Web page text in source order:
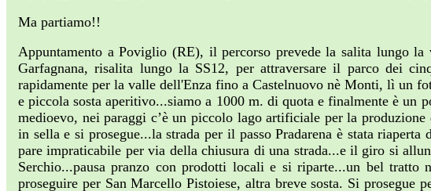
Ma partiamo!!
Appuntamento a Poviglio (RE), il percorso prevede la salita lungo
Garfagnana, risalita lungo la SS12, per attraversare il parco dei
rapidamente per la valle dell'Enza fino a Castelnuovo nè Monti, lì un
e piccola sosta aperitivo...siamo a 1000 m. di quota e finalmente è un
medioevo, nei paraggi c’è un piccolo lago artificiale per la
in sella e si prosegue...la strada per il passo Pradarena è stata
pare impraticabile per via della chiusura di una strada...e il giro si
Serchio...pausa pranzo con prodotti locali e si riparte...un bel
proseguire per San Marcello Pistoiese, altra breve sosta. Si